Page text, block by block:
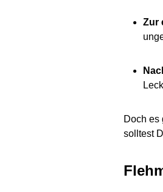
Zur
Doch es
solltest